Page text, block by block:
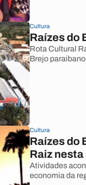
Cultura
Raízes do
Rota Cultural
Brejo
Cultura
Raízes do
Raiz
Atividades
economia da